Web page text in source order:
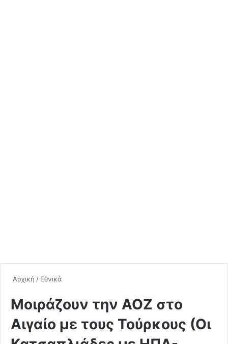
Αρχική / Εθνικά
Moιράζουν την ΑΟΖ στο
Αιγαίο με τους Τούρκους (Οι